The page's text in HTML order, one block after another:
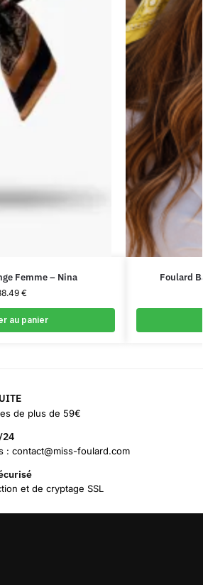
Femme – Nina
€
au panier
Foulard
de plus de 59€
24
: contact@miss-foulard.com
et de cryptage SSL